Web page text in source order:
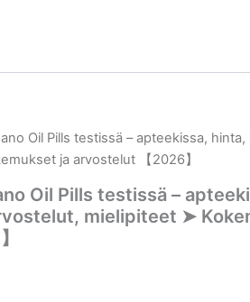
Oil Pills testissä – apteekissa,
ja arvostelut 【2026】
Oil Pills testissä –
mielipiteet ➤